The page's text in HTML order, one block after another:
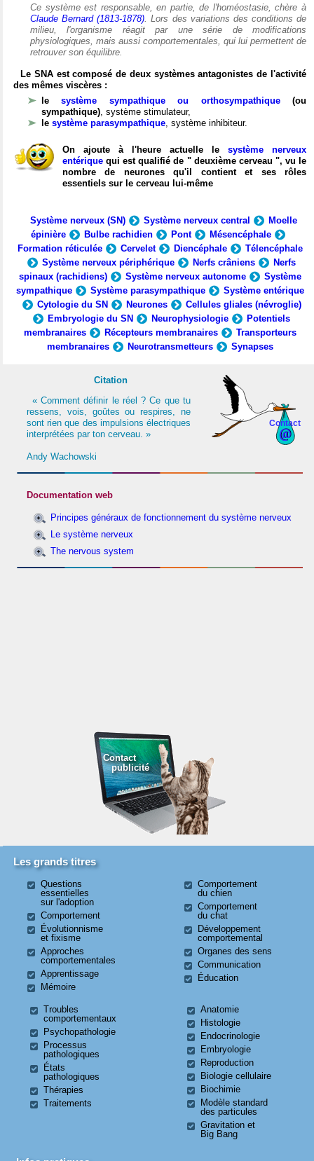
Ce système est responsable, en partie, de l'homéostasie, chère à
Claude Bernard (1813-1878). Lors des variations des conditions de
milieu, l'organisme réagit par une série de modifications
physiologiques, mais aussi comportementales, qui lui permettent de
retrouver son équilibre.
Le SNA est composé de deux systèmes antagonistes de l'activité
des mêmes viscères :
lesystème sympathique ou orthosympathique(ou
sympathique), système stimulateur,
le système parasympathique, système inhibiteur.
On ajoute à l'heure actuelle le système nerveux
entérique qui est qualifié de " deuxième cerveau ", vu le
nombre de neurones qu'il contient et ses rôles
essentiels sur le cerveau lui-même
Système nerveux (SN) Système nerveux central
Moelle
épinière
Bulbe rachidien Pont
Mésencéphale
Formation réticulée
Cervelet Diencéphale
Télencéphale
Système nerveux périphérique
Nerfs crâniens
Nerfs
spinaux (rachidiens)
Système nerveux autonome
Système
sympathique
Système parasympathique
Système entérique
Cytologie du SN
Neurones
Cellules gliales (névroglie)
Embryologie du SN
Neurophysiologie
Potentiels
membranaires
Récepteurs membranaires
Transporteurs
membranaires
Neurotransmetteurs Synapses
Contact
Citation
« Comment définir le réel ? Ce que tu
ressens, vois, goûtes ou respires, ne
sont rien que des impulsions électriques
interprétées par ton cerveau. »
Andy Wachowski
Documentation web
Principes généraux de fonctionnement du système nerveux
Le système nerveux
The nervous system
Contact
publicité
Les grands titres
Questions
essentielles
sur l'adoption
Comportement
Évolutionnisme
et fixisme
Approches
comportementales
Apprentissage
Mémoire
Comportement
du chien
Comportement
du chat
Développement
comportemental
Organes des sens
Communication
Éducation
Troubles
comportementaux
Psychopathologie
Processus
pathologiques
États
pathologiques
Thérapies
Traitements
Anatomie
Histologie
Endocrinologie
Embryologie
Reproduction
Biologie cellulaire
Biochimie
Modèle standard
des particules
Gravitation et
Big Bang